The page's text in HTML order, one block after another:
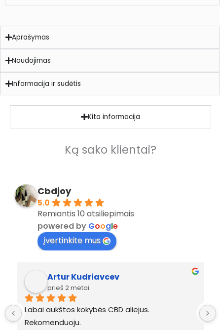
Aprašymas
Naudojimas
Informacija ir sudėtis
Kita informacija
Ką sako klientai?
Cbdjoy
5.0
Remiantis 10 atsiliepimais
powered by Google
įvertinkite mus
Artur Kudriavcev
prieš 2 metai
Labai aukštos kokybės CBD aliejus.
Rekomenduoju.